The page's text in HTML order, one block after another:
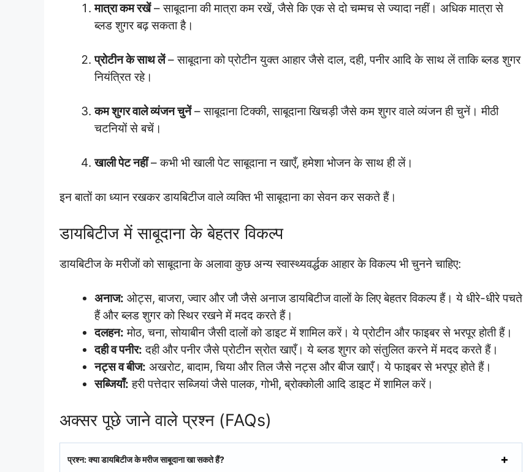
मात्रा कम रखें– साबूदाना की मात्रा कम रखें, जैसे कि एक से दो चम्मच से ज्यादा नहीं। अधिक मात्रा से
ब्लड शुगर बढ़ सकता है।
प्रोटीन के साथ लें– साबूदाना को प्रोटीन युक्त आहार जैसे दाल, दही, पनीर आदि के साथ लें ताकि ब्लड शुगर
नियंत्रित रहे।
कम शुगर वाले व्यंजन चुनें– साबूदाना टिक्की, साबूदाना खिचड़ी जैसे कम शुगर वाले व्यंजन ही चुनें। मीठी
चटनियों से बचें।
खाली पेट नहीं– कभी भी खाली पेट साबूदाना न खाएँ, हमेशा भोजन के साथ ही लें।
इन बातों का ध्यान रखकर डायबिटीज वाले व्यक्ति भी साबूदाना का सेवन कर सकते हैं।
डायबिटीज में साबूदाना के बेहतर विकल्प
डायबिटीज के मरीजों को साबूदाना के अलावा कुछ अन्य स्वास्थ्यवर्द्धक आहार के विकल्प भी चुनने चाहिए:
अनाज: ओट्स, बाजरा, ज्वार और जौ जैसे अनाज डायबिटीज वालों के लिए बेहतर विकल्प हैं। ये धीरे-धीरे पचते
हैं और ब्लड शुगर को स्थिर रखने में मदद करते हैं।
दलहन: मोठ, चना, सोयाबीन जैसी दालों को डाइट में शामिल करें। ये प्रोटीन और फाइबर से भरपूर होती हैं।
दही व पनीर: दही और पनीर जैसे प्रोटीन स्रोत खाएँ। ये ब्लड शुगर को संतुलित करने में मदद करते हैं।
नट्स व बीज: अखरोट, बादाम, चिया और तिल जैसे नट्स और बीज खाएँ। ये फाइबर से भरपूर होते हैं।
सब्जियाँ: हरी पत्तेदार सब्जियां जैसे पालक, गोभी, ब्रोक्कोली आदि डाइट में शामिल करें।
अक्सर पूछे जाने वाले प्रश्न (FAQs)
प्रश्न: क्या डायबिटीज के मरीज साबूदाना खा सकते हैं?